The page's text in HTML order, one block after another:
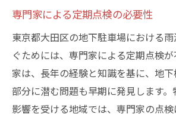
専門家による定期点検の必要性
東京都大田区の地下駐車場における
ぐためには、専門家による定期点検
家は、長年の経験と知識を基に、地
部分に潜む問題も早期に発見します
影響を受ける地域では、専門家の点